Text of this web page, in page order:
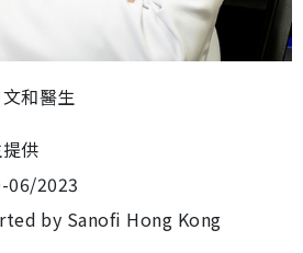
和醫生
供
06/2023
by Sanofi Hong Kong